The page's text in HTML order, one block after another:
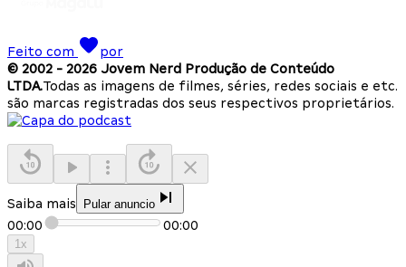
Feito com
por
© 2002 - 2026 Jovem Nerd Produção de Conteúdo
LTDA.Todas as imagens de filmes, séries, redes sociais e etc.
são marcas registradas dos seus respectivos proprietários.
Saiba mais Pular anuncio
00:00 00:00
1x